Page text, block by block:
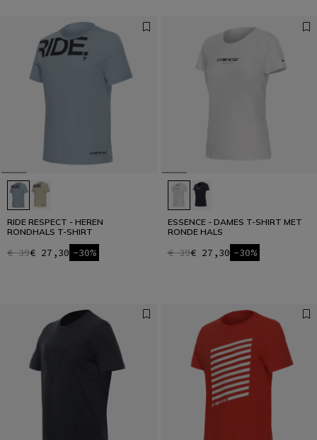
RIDE RESPECT - HEREN
RONDHALS T-SHIRT
€ 39€ 27,30 -30%
ESSENCE - DAMES T-SHIRT MET
RONDE HALS
€ 39€ 27,30 -30%